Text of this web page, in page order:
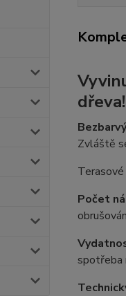
dřeva!
Bezbarvý
Zvláště
Počet
spotřeba